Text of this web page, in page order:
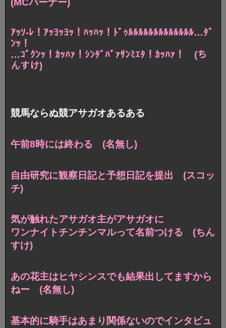
(MCバーナー)
ｱｯｿ-ﾚ！ｱｯﾖｯﾖｯ！ﾊｯﾊｯ！ﾄﾞｩﾙﾙﾙﾙﾙﾙﾙﾙﾙﾙﾙﾙﾙ…ﾀﾞ
ﾝｯ！
…ｺﾞｸﾝｯ！ｶｯﾊｧ！ｼﾝﾀﾞﾊﾞｧｻﾝﾐｴﾀ！ｶｯﾊｧ！ (ち
んすけ)
競馬ならぬ競アサガオあるある
午前8時には終わる (名無し)
自由研究に観察日記と予想日記を提出 (スコッ
チ)
気が触れたアサガオ主がアサガオに
ワンナイトチンチンマルって名前つける (ちん
すけ)
あの花主はヒヤシンスでも結果出してますから
ねー (名無し)
基本的に騎手はあまり関係ないのでインタビュ